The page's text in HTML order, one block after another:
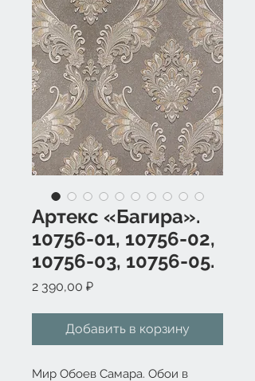
Артекс «Багира».
10756-01, 10756-02,
10756-03, 10756-05.
2 390,00 ₽Цена
Добавить в корзину
Мир Обоев Самара. Обои в